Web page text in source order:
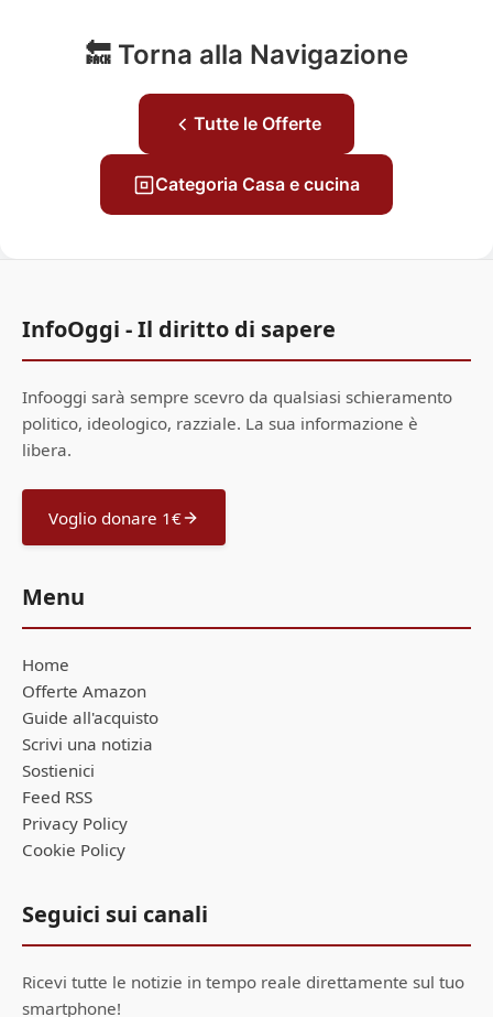
🔙 Torna alla Navigazione
Tutte le Offerte
Categoria Casa e cucina
InfoOggi - Il diritto di sapere
Infooggi sarà sempre scevro da qualsiasi schieramento
politico, ideologico, razziale. La sua informazione è
libera.
Voglio donare 1€
Menu
Home
Offerte Amazon
Guide all'acquisto
Scrivi una notizia
Sostienici
Feed RSS
Privacy Policy
Cookie Policy
Seguici sui canali
Ricevi tutte le notizie in tempo reale direttamente sul tuo
smartphone!